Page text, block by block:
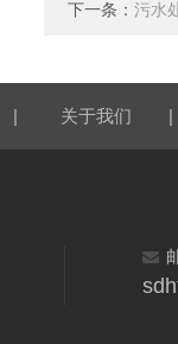
下一条： 污水
| 关于我们 |